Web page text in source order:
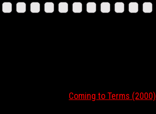
Coming to Terms (2000)